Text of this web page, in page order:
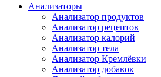
Анализаторы
Анализатор продуктов
Анализатор рецептов
Анализатор калорий
Анализатор тела
Анализатор Кремлёвки
Анализатор добавок